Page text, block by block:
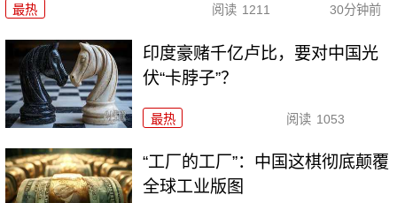
最热 阅读 1211 30分钟前
印度豪赌千亿卢比，要对中国光
伏“卡脖子”？
最热 阅读 1053
“工厂的工厂”：中国这棋彻底颠覆
全球工业版图